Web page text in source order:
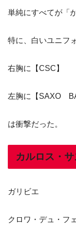
単純にすべてが「
特に、白いユニフ
右胸に【CSC】
左胸に【SAXO
は衝撃だった。
カルロス・
ガリビエ
クロワ・デュ・フ